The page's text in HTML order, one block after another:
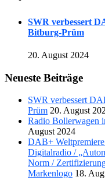
SWR verbessert
Bitburg-Prüm
20. August 2024
Neueste Beiträge
SWR verbessert
Prüm 20. August
Radio Bollerwagen
August 2024
DAB+
Digitalradio /
Norm /
Markenlogo 18.